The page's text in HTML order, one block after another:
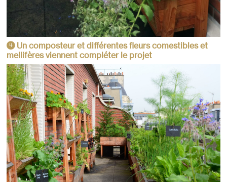
4Un composteur et différentes fleurs comestibles et
mellifères viennent compléter le projet